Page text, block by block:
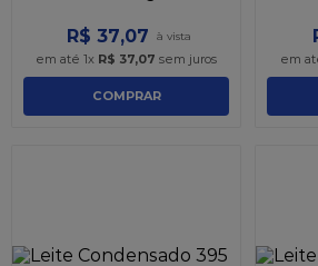
R$ 37,07
em até 1x R$ 37,07 sem juros
COMPRAR
em